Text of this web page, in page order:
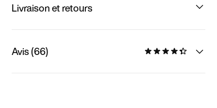
Livraison et retours
Avis (66)